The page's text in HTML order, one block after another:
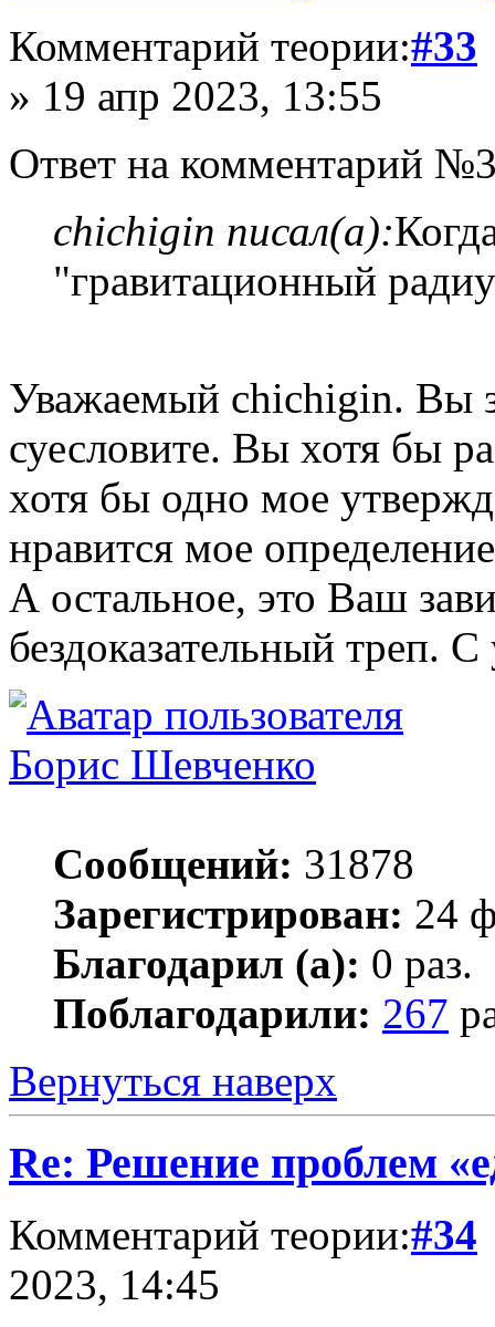
Комментарий теории:#33
» 19 апр 2023, 13:55
Ответ на комментарий
chichigin писал(а):
"гравитационный
Уважаемый chichigin. Вы
суесловите. Вы хотя бы
хотя бы одно мое
нравится мое
А остальное, это Ваш
бездоказательный треп.
Борис Шевченко
Сообщений: 31878
Зарегистрирован: 24
Благодарил (а): 0 раз.
Поблагодарили: 267
Вернуться наверх
Re: Решение проблем
Комментарий теории:#34
2023, 14:45